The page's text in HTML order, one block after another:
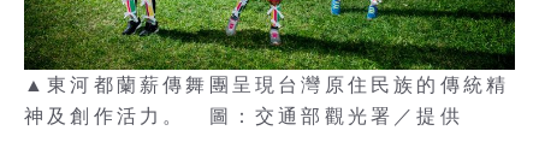
▲東河都蘭薪傳舞團呈現台灣原住民族的傳統精
神及創作活力。 圖：交通部觀光署／提供